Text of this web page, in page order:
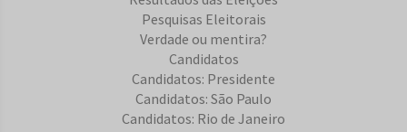
Pesquisas Eleitorais
Verdade ou mentira?
Candidatos
Candidatos: Presidente
Candidatos: São Paulo
Candidatos: Rio de Janeiro